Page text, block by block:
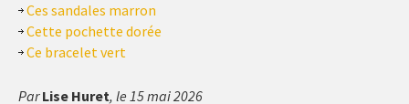
Ces sandales marron
Cette pochette dorée
Ce bracelet vert
ParLise Huret, le 15 mai 2026